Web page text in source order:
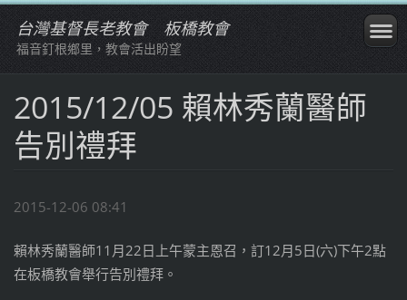
台灣基督長老教會 板橋教會
福音釘根鄉里，教會活出盼望
2015/12/05 賴林秀蘭醫師
告別禮拜
2015-12-06 08:41
賴林秀蘭醫師11月22日上午蒙主恩召，訂12月5日(六)下午2點
在板橋教會舉行告別禮拜。